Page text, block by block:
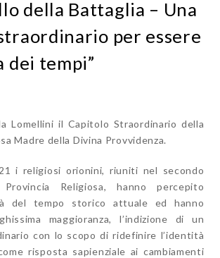
della Battaglia – Una
per essere
dei tempi”
Lomellini il Capitolo Straordinario della
Madre della Divina Provvidenza.
i religiosi orionini, riuniti nel secondo
Religiosa, hanno percepito
del tempo storico attuale ed hanno
maggioranza, l’indizione di un
con lo scopo di ridefinire l’identità
risposta sapienziale ai cambiamenti